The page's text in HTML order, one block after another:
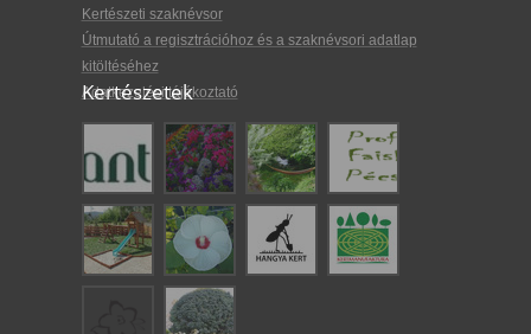
Kertészeti szaknévsor
Útmutató a regisztrációhoz és a szaknévsori adatlap
kitöltéséhez
Adatkezelési tájékoztató
Kertészetek